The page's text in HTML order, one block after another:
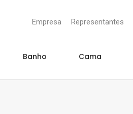
Empresa Representantes
Banho Cama